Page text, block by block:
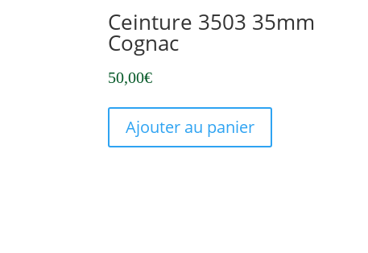
Ceinture 3503 35mm
Cognac
50,00€
Ajouter au panier